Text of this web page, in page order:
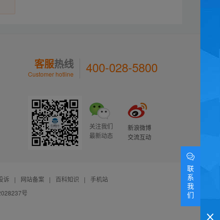
客服热线
Customer hotline 400-028-5800
关注我们
最新动态
新浪微博
交流互动
诉 | 网站备案 | 百科知识 |
手机站
号
联
系
我
们